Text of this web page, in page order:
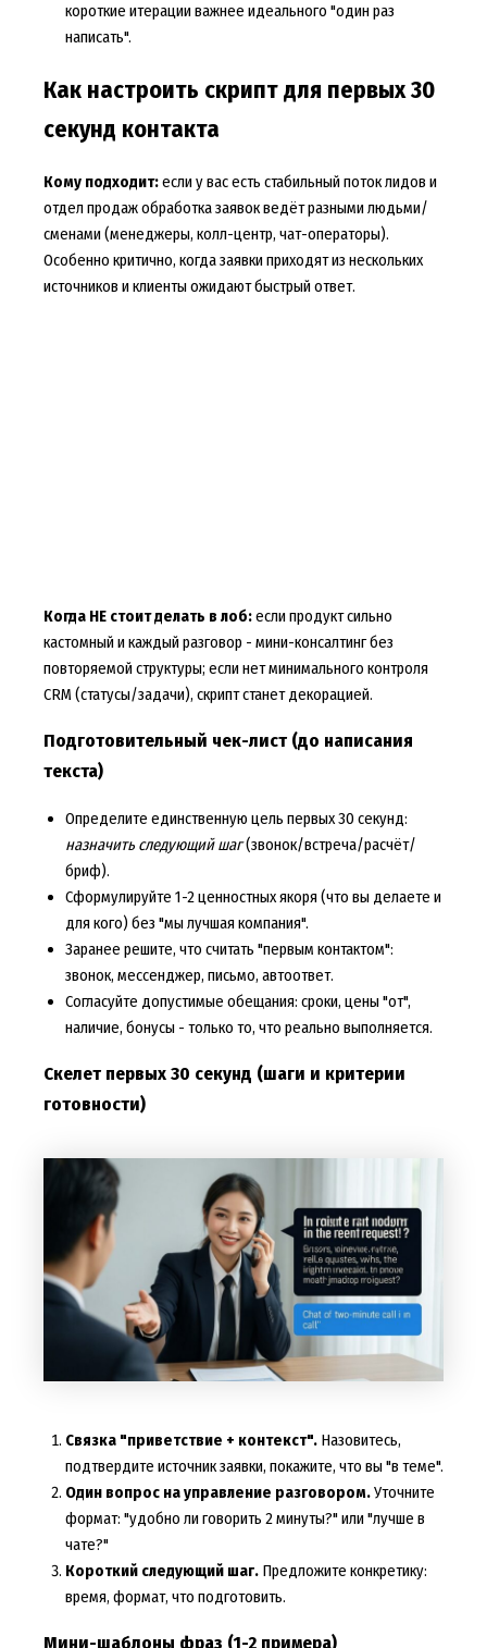
короткие итерации важнее идеального "один раз
написать".
Как настроить скрипт для первых 30
секунд контакта
Кому подходит:если у вас есть стабильный поток лидов и
отдел продаж обработка заявок ведёт разными людьми/
сменами (менеджеры, колл-центр, чат-операторы).
Особенно критично, когда заявки приходят из нескольких
источников и клиенты ожидают быстрый ответ.
Когда НЕ стоит делать в лоб:если продукт сильно
кастомный и каждый разговор - мини-консалтинг без
повторяемой структуры; если нет минимального контроля
CRM (статусы/задачи), скрипт станет декорацией.
Подготовительный чек-лист (до написания
текста)
Определите единственную цель первых 30 секунд:
назначить следующий шаг(звонок/встреча/расчёт/
бриф).
Сформулируйте 1-2 ценностных якоря (что вы делаете и
для кого) без "мы лучшая компания".
Заранее решите, что считать "первым контактом":
звонок, мессенджер, письмо, автоответ.
Согласуйте допустимые обещания: сроки, цены "от",
наличие, бонусы - только то, что реально выполняется.
Скелет первых 30 секунд (шаги и критерии
готовности)
Связка "приветствие + контекст".Назовитесь,
подтвердите источник заявки, покажите, что вы "в теме".
Один вопрос на управление разговором.Уточните
формат: "удобно ли говорить 2 минуты?" или "лучше в
чате?"
Короткий следующий шаг.Предложите конкретику:
время, формат, что подготовить.